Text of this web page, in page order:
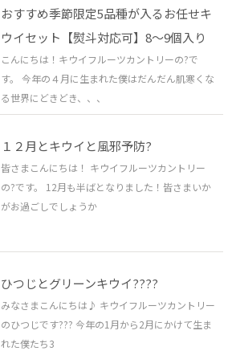
おすすめ季節限定5品種が入るお任せキ
ウイセット【熨斗対応可】8～9個入り
こんにちは！キウイフルーツカントリーの?で
す。 今年の４月に生まれた僕はだんだん肌寒くな
る世界にどきどき、、、
１２月とキウイと風邪予防?
皆さまこんにちは！ キウイフルーツカントリー
の?です。 12月も半ばとなりました！皆さまいか
がお過ごしでしょうか
ひつじとグリーンキウイ????
みなさまこんにちは♪ キウイフルーツカントリー
のひつじです??? 今年の1月から2月にかけて生ま
れた僕たち3